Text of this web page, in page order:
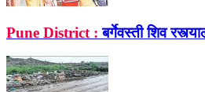
Pune District : बर्गेवस्ती शिव